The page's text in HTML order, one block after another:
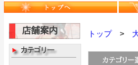
トップ>